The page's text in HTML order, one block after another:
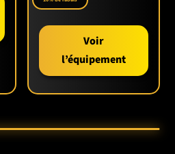
ÉQUIPEMENTS CONÇUS
des équipements fiables,
conçus avec des matériaux
dans cette philosophie :
entretien simple et excellent
Voir
l’équipement